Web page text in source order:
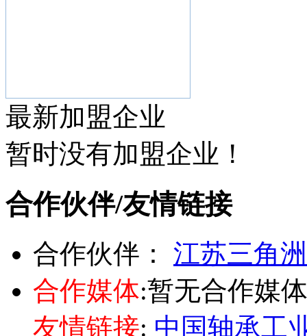
最新加盟企业
暂时没有加盟企业！
合作伙伴/友情链接
合作伙伴： 江苏三角
合作媒体:暂无合作媒
友情链接: 中国轴承工